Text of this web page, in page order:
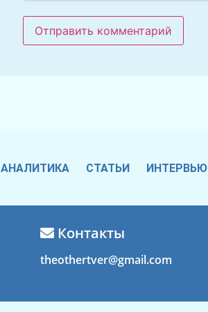
АНАЛИТИКА СТАТЬИ ИНТЕРВЬЮ
Контакты
theothertver@gmail.com